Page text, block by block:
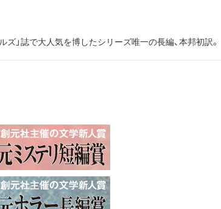
」誌で大人気を博したシリーズ唯一の長編、本邦初訳。